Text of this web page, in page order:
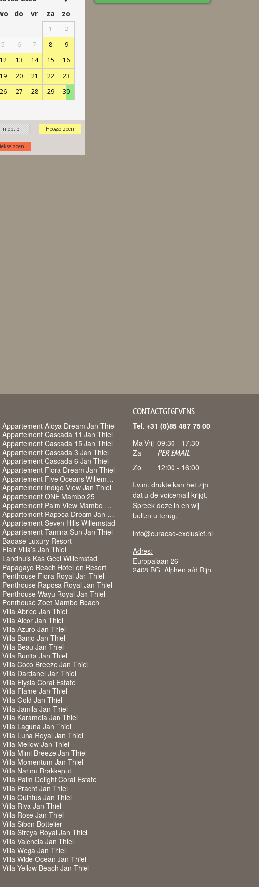
Appartement Aloya Dream Jan Thiel
Appartement Cascada 11 Jan Thiel
Appartement Cascada 15 Jan Thiel
Appartement Cascada 3 Jan Thiel
Appartement Cascada 6 Jan Thiel
Appartement Fiora Dream Jan Thiel
Appartement Five Oceans Willemstad
Appartement Indigo View Jan Thiel
Appartement ONE Mambo 25
Appartement Palm View Mambo Beach
Appartement Raposa Dream Jan Thiel
Appartement Seven Hills Willemstad
Appartement Tamina Sun Jan Thiel
Baoase Luxury Resort
Flair Villa’s Jan Thiel
Landhuis Kas Geel Willemstad
Papagayo Beach Hotel en Resort
Penthouse Fiora Royal Jan Thiel
Penthouse Raposa Royal Jan Thiel
Penthouse Wayu Royal Jan Thiel
Penthouse Zoet Mambo Beach
Villa Abrico Jan Thiel
Villa Alcor Jan Thiel
Villa Azuro Jan Thiel
Villa Banjo Jan Thiel
Villa Beau Jan Thiel
Villa Bunita Jan Thiel
Villa Coco Breeze Jan Thiel
Villa Dardanel Jan Thiel
Villa Elysia Coral Estate
Villa Flame Jan Thiel
Villa Gold Jan Thiel
Villa Jamila Jan Thiel
Villa Karamela Jan Thiel
Villa Laguna Jan Thiel
Villa Luna Royal Jan Thiel
Villa Mellow Jan Thiel
Villa Mimi Breeze Jan Thiel
Villa Momentum Jan Thiel
Villa Nanou Brakkeput
Villa Palm Delight Coral Estate
Villa Pracht Jan Thiel
Villa Quintus Jan Thiel
Villa Riva Jan Thiel
Villa Rose Jan Thiel
Villa Sibon Bottelier
Villa Streya Royal Jan Thiel
Villa Valencia Jan Thiel
Villa Wega Jan Thiel
Villa Wide Ocean Jan Thiel
Villa Yellow Beach Jan Thiel
CONTACTGEGEVENS
Tel. +31 (0)85 487 75 00
Ma-Vrij 09:30 - 17:30
Za
PER EMAIL
Zo
12:00 - 16:00
I.v.m. drukte kan het zijn
dat u de voicemail krijgt.
Spreek deze in en wij
bellen u terug.
info@curacao-exclusief.nl
Adres:
Europalaan 26
2408 BG Alphen a/d Rijn